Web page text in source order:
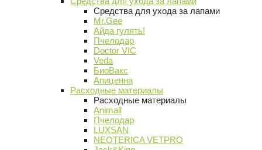
Средства для ухода за лапами
Mr.Gee
Айда гулять!
Пчелодар
Doctor VIC
Veda
БиоВакс
Апиценна
Расходные материалы
Расходные материалы
Animall
Пчелодар
LUXSAN
NEOTERICA VETPRO